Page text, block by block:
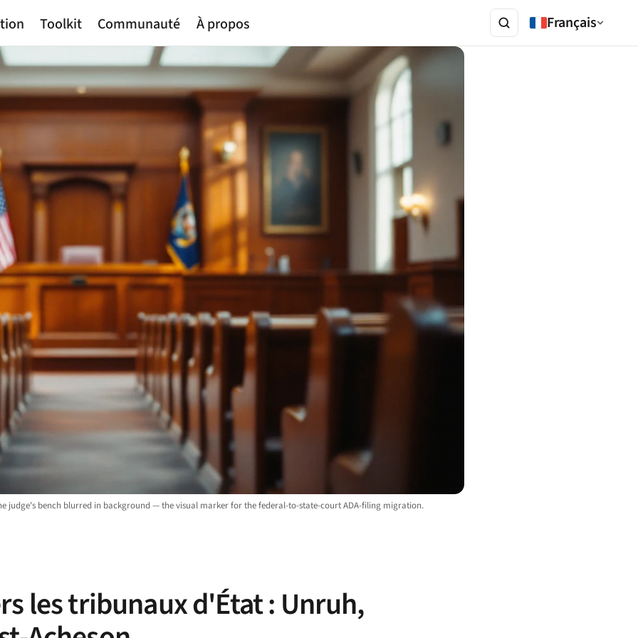
Toolkit Communauté À propos Français
judge's bench blurred in background — the visual marker for the federal-to-state-court ADA-filing migration.
les tribunaux d'État : Unruh,